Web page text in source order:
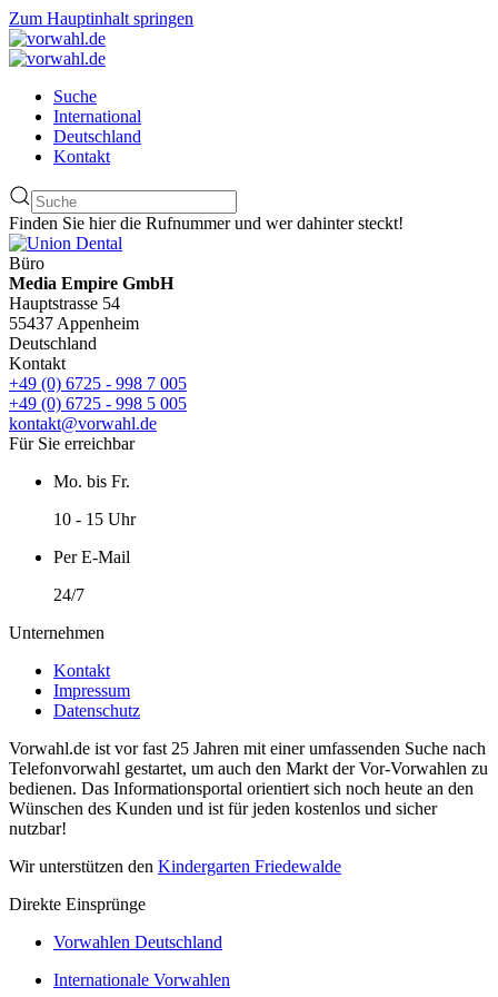
Zum Hauptinhalt springen
Suche
International
Deutschland
Kontakt
Finden Sie hier die Rufnummer und wer dahinter steckt!
Büro
Media Empire GmbH
Hauptstrasse 54
55437 Appenheim
Deutschland
Kontakt
+49 (0) 6725 - 998 7 005
+49 (0) 6725 - 998 5 005
kontakt@vorwahl.de
Für Sie erreichbar
Mo. bis Fr.
10 - 15 Uhr
Per E-Mail
24/7
Unternehmen
Kontakt
Impressum
Datenschutz
Vorwahl.de ist vor fast 25 Jahren mit einer umfassenden Suche nach
Telefonvorwahl gestartet, um auch den Markt der Vor-Vorwahlen zu
bedienen. Das Informationsportal orientiert sich noch heute an den
Wünschen des Kunden und ist für jeden kostenlos und sicher
nutzbar!
Wir unterstützen den Kindergarten Friedewalde
Direkte Einsprünge
Vorwahlen Deutschland
Internationale Vorwahlen